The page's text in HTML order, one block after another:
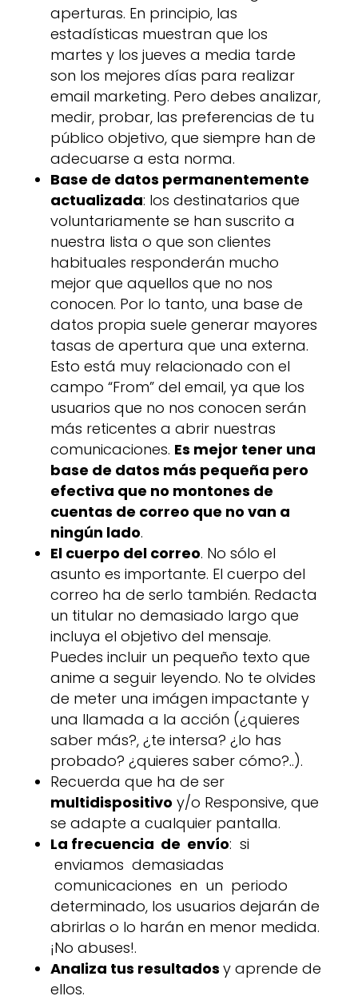
aperturas. En principio, las
estadísticas muestran que los
martes y los jueves a media tarde
son los mejores días para realizar
email marketing. Pero debes analizar,
medir, probar, las preferencias de tu
público objetivo, que siempre han de
adecuarse a esta norma.
Base de datos permanentemente
actualizada: los destinatarios que
voluntariamente se han suscrito a
nuestra lista o que son clientes
habituales responderán mucho
mejor que aquellos que no nos
conocen. Por lo tanto, una base de
datos propia suele generar mayores
tasas de apertura que una externa.
Esto está muy relacionado con el
campo “From” del email, ya que los
usuarios que no nos conocen serán
más reticentes a abrir nuestras
comunicaciones. Es mejor tener una
base de datos más pequeña pero
efectiva que no montones de
cuentas de correo que no van a
ningún lado.
El cuerpo del correo. No sólo el
asunto es importante. El cuerpo del
correo ha de serlo también. Redacta
un titular no demasiado largo que
incluya el objetivo del mensaje.
Puedes incluir un pequeño texto que
anime a seguir leyendo. No te olvides
de meter una imágen impactante y
una llamada a la acción (¿quieres
saber más?, ¿te intersa? ¿lo has
probado? ¿quieres saber cómo?..).
Recuerda que ha de ser
multidispositivo y/o Responsive, que
se adapte a cualquier pantalla.
La frecuencia de envío: si
enviamos demasiadas
comunicaciones en un periodo
determinado, los usuarios dejarán de
abrirlas o lo harán en menor medida.
¡No abuses!.
Analiza tus resultados y aprende de
ellos.